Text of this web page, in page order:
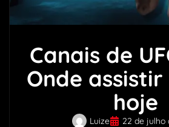
Canais de
Onde
hoje
Luize 22 de julho